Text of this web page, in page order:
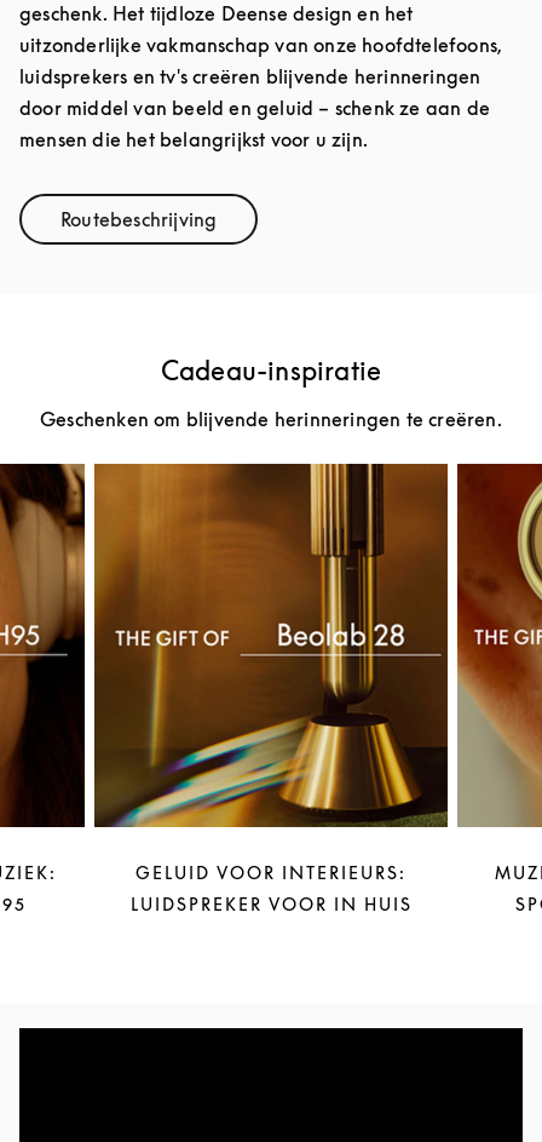
geschenk. Het tijdloze Deense design en het
uitzonderlijke vakmanschap van onze hoofdtelefoons,
luidsprekers en tv's creëren blijvende herinneringen
door middel van beeld en geluid – schenk ze aan de
mensen die het belangrijkst voor u zijn.
RoutebeschrijvingLink Opens in New Tab
Cadeau-inspiratie
Geschenken om blijvende herinneringen te creëren.
GELUID VOOR INTERIEURS:
LUIDSPREKER VOOR IN HUIS